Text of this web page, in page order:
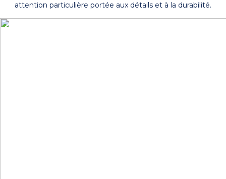
attention particulière portée aux détails et à la durabilité.